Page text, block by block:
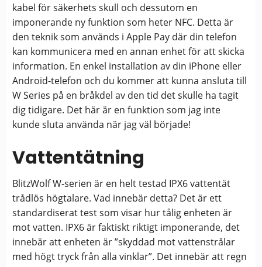
kabel för säkerhets skull och dessutom en
imponerande ny funktion som heter NFC. Detta är
den teknik som används i Apple Pay där din telefon
kan kommunicera med en annan enhet för att skicka
information. En enkel installation av din iPhone eller
Android-telefon och du kommer att kunna ansluta till
W Series på en bråkdel av den tid det skulle ha tagit
dig tidigare. Det här är en funktion som jag inte
kunde sluta använda när jag väl började!
Vattentätning
BlitzWolf W-serien är en helt testad IPX6 vattentät
trådlös högtalare. Vad innebär detta? Det är ett
standardiserat test som visar hur tålig enheten är
mot vatten. IPX6 är faktiskt riktigt imponerande, det
innebär att enheten är ”skyddad mot vattenstrålar
med högt tryck från alla vinklar”. Det innebär att regn